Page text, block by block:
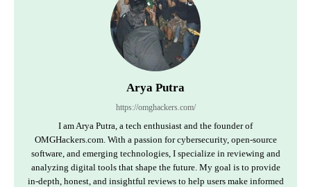
Arya Putra
https://omghackers.com/
I am Arya Putra, a tech enthusiast and the founder of
OMGHackers.com. With a passion for cybersecurity, open-source
software, and emerging technologies, I specialize in reviewing and
analyzing digital tools that shape the future. My goal is to provide
in-depth, honest, and insightful reviews to help users make informed